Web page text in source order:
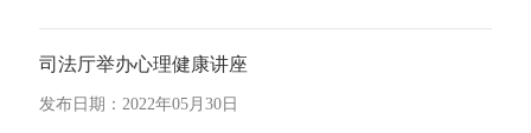
司法厅举办心理健康讲座
发布日期：2022年05月30日